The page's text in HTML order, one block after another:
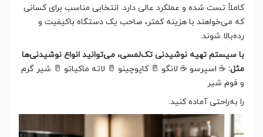
کاملاً تست شده و عملکرد عالی دارد. انتخابی مناسب برای کسانی
که می‌خواهند با هزینه کمتر، صاحب یک دستگاه باکیفیت و
رده‌بالا شوند.
با سیستم تهیه نوشیدنی تک‌لمسی، می‌توانید انواع نوشیدنی‌ها
مثل: ☕ اسپرسو ☕ لانگو 🥛 کاپوچینو 🥛 لاته ماکیاتو 🥛 شیر گرم
و فوم شیر
را به‌راحتی آماده کنید.